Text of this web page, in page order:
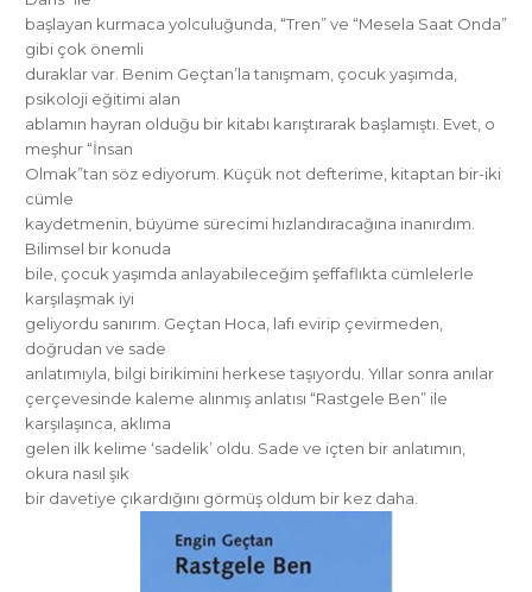
başlayan kurmaca yolculuğunda, “Tren” ve “Mesela Saat Onda”
gibi çok önemli
duraklar var. Benim Geçtan’la tanışmam, çocuk yaşımda,
psikoloji eğitimi alan
ablamın hayran olduğu bir kitabı karıştırarak başlamıştı. Evet, o
meşhur “İnsan
Olmak”tan söz ediyorum. Küçük not defterime, kitaptan bir-iki
cümle
kaydetmenin, büyüme sürecimi hızlandıracağına inanırdım.
Bilimsel bir konuda
bile, çocuk yaşımda anlayabileceğim şeffaflıkta cümlelerle
karşılaşmak iyi
geliyordu sanırım. Geçtan Hoca, lafı evirip çevirmeden,
doğrudan ve sade
anlatımıyla, bilgi birikimini herkese taşıyordu. Yıllar sonra anılar
çerçevesinde kaleme alınmış anlatısı “Rastgele Ben” ile
karşılaşınca, aklıma
gelen ilk kelime ‘sadelik’ oldu. Sade ve içten bir anlatımın,
okura nasıl şık
bir davetiye çıkardığını görmüş oldum bir kez daha.